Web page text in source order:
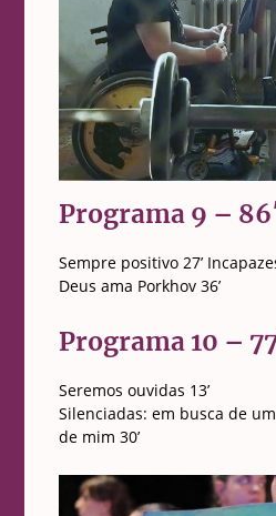
Programa 9 –
Sempre positivo 27’
Deus ama Porkhov 36’
Programa 10 –
Seremos ouvidas 13’
Silenciadas: em busca de
de mim 30’